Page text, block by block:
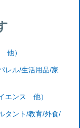
他）
レル/生活用品/家
エンス 他）
タント/教育/外食/